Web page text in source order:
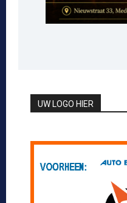
UW LOGO HIER